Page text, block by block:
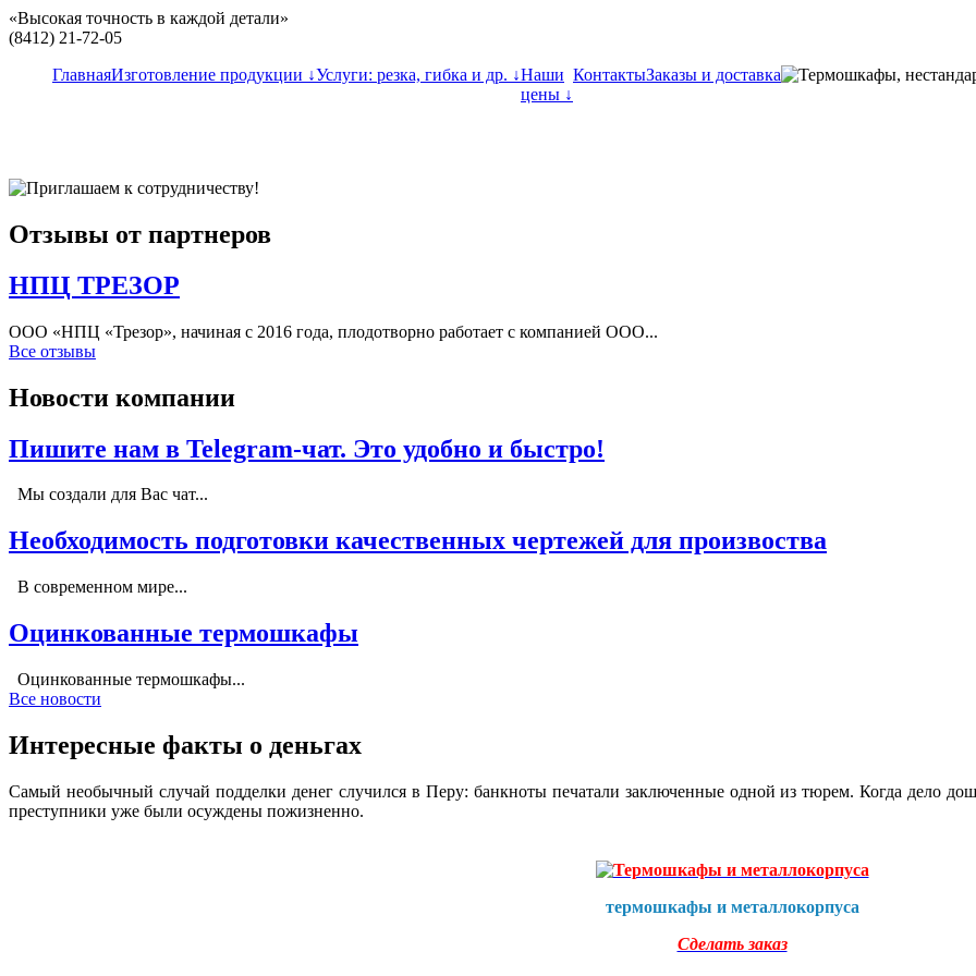
«Высокая точность в каждой детали»
(8412) 21-72-05
ГлавнаяИзготовление продукции ↓Услуги: резка, гибка и др. ↓Наши
цены ↓
КонтактыЗаказы и доставка
Отзывы от партнеров
НПЦ ТРЕЗОР
ООО «НПЦ «Трезор», начиная с 2016 года, плодотворно работает с компанией ООО...
Все отзывы
Новости компании
Пишите нам в Telegram-чат. Это удобно и быстро!
Мы создали для Вас чат...
Необходимость подготовки качественных чертежей для произвоства
В современном мире...
Оцинкованные термошкафы
Оцинкованные термошкафы...
Все новости
Интересные факты о деньгах
Самый необычный случай подделки денег случился в Перу: банкноты печатали заключенные одной из тюрем. Когда дело
преступники уже были осуждены пожизненно.
термошкафы и металлокорпуса
Сделать заказ